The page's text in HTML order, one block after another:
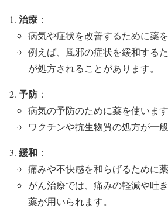
治療 ：
病気や症状を改善するために薬を
例えば、風邪の症状を緩和する
が処方されることがあります。
予防 ：
病気の予防のために薬を使います
ワクチンや抗生物質の処方が一般
緩和 ：
痛みや不快感を和らげるために薬
がん治療では、痛みの軽減や吐
薬が用いられます。